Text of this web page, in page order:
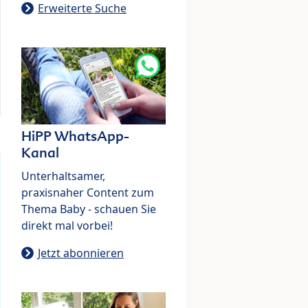
Erweiterte Suche
HiPP WhatsApp-
Kanal
Unterhaltsamer,
praxisnaher Content zum
Thema Baby - schauen Sie
direkt mal vorbei!
Jetzt abonnieren